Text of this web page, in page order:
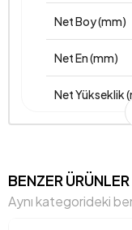
Net Boy (mm)
Net En (mm)
Net Yükseklik
BENZER ÜRÜNLER
Aynı kategorideki